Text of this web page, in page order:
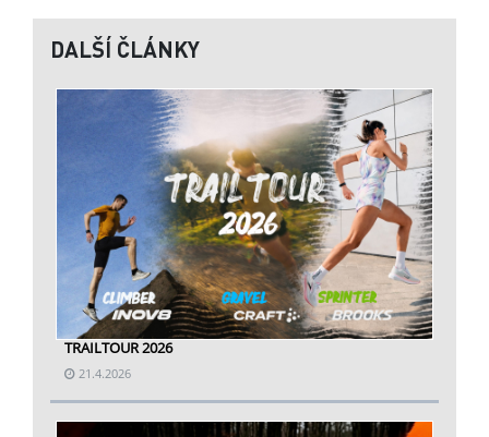
DALŠÍ ČLÁNKY
TRAILTOUR 2026
21.4.2026